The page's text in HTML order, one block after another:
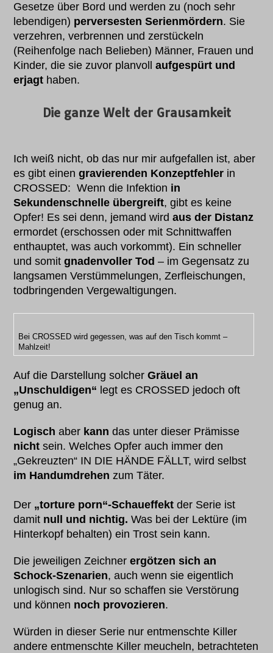
Gesetze über Bord und werden zu (noch sehr
lebendigen) perversesten Serienmördern. Sie
verzehren, verbrennen und zerstückeln
(Reihenfolge nach Belieben) Männer, Frauen und
Kinder, die sie zuvor planvollaufgespürt und
erjagt haben.
Die ganze Welt der Grausamkeit
Ich weiß nicht, ob das nur mir aufgefallen ist, aber
es gibt einengravierenden Konzeptfehler in
CROSSED: Wenn die Infektion in
Sekundenschnelle übergreift, gibt es keine
Opfer! Es sei denn, jemand wirdaus der Distanz
ermordet (erschossen oder mit Schnittwaffen
enthauptet, was auch vorkommt). Ein schneller
und somitgnadenvoller Tod – im Gegensatz zu
langsamen Verstümmelungen, Zerfleischungen,
todbringenden Vergewaltigungen.
Bei CROSSED wird gegessen, was auf den Tisch kommt –
Mahlzeit!
Auf die Darstellung solcherGräuel an
„Unschuldigen“ legt es CROSSED jedoch oft
genug an.
Logisch aber kann das unter dieser Prämisse
nicht sein. Welches Opfer auch immer den
„Gekreuzten“ IN DIE HÄNDE FÄLLT, wird selbst
im Handumdrehen zum Täter.
Der „torture porn“-Schaueffektder Serie ist
damit null und nichtig.Was bei der Lektüre (im
Hinterkopf behalten) ein Trost sein kann.
Die jeweiligen Zeichnerergötzen sich an
Schock-Szenarien, auch wenn sie eigentlich
unlogisch sind. Nur so schaffen sie Verstörung
und können noch provozieren.
Würden in dieser Serie nur entmenschte Killer
andere entmenschte Killer meucheln, betrachteten